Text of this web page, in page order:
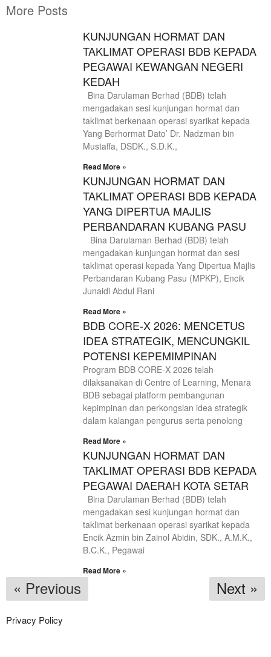
More Posts
KUNJUNGAN HORMAT DAN
TAKLIMAT OPERASI BDB KEPADA
PEGAWAI KEWANGAN NEGERI
KEDAH
Bina Darulaman Berhad (BDB) telah
mengadakan sesi kunjungan hormat dan
taklimat berkenaan operasi syarikat kepada
Yang Berhormat Dato’ Dr. Nadzman bin
Mustaffa, DSDK., S.D.K.,
Read More »
KUNJUNGAN HORMAT DAN
TAKLIMAT OPERASI BDB KEPADA
YANG DIPERTUA MAJLIS
PERBANDARAN KUBANG PASU
Bina Darulaman Berhad (BDB) telah
mengadakan kunjungan hormat dan sesi
taklimat operasi kepada Yang Dipertua Majlis
Perbandaran Kubang Pasu (MPKP), Encik
Junaidi Abdul Rani
Read More »
BDB CORE-X 2026: MENCETUS
IDEA STRATEGIK, MENCUNGKIL
POTENSI KEPEMIMPINAN
Program BDB CORE-X 2026 telah
dilaksanakan di Centre of Learning, Menara
BDB sebagai platform pembangunan
kepimpinan dan perkongsian idea strategik
dalam kalangan pengurus serta penolong
Read More »
KUNJUNGAN HORMAT DAN
TAKLIMAT OPERASI BDB KEPADA
PEGAWAI DAERAH KOTA SETAR
Bina Darulaman Berhad (BDB) telah
mengadakan sesi kunjungan hormat dan
taklimat berkenaan operasi syarikat kepada
Encik Azmin bin Zainol Abidin, SDK., A.M.K.,
B.C.K., Pegawai
Read More »
« Previous Next »
Privacy Policy